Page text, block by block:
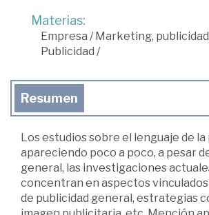
Materias:
Empresa /Marketing,
Publicidad /
Resumen
Los estudios sobre el lenguaje de la
apareciendo poco a poco, a pesar
general, las investigaciones
concentran en aspectos
de publicidad general, estrategias